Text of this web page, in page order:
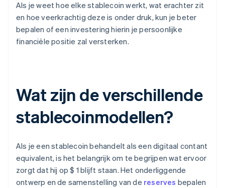
Als je weet hoe elke stablecoin werkt, wat erachter zit
en hoe veerkrachtig deze is onder druk, kun je beter
bepalen of een investering hierin je persoonlijke
financiële positie zal versterken.
Wat zijn de verschillende
stablecoinmodellen?
Als je een stablecoin behandelt als een digitaal contant
equivalent, is het belangrijk om te begrijpen wat ervoor
zorgt dat hij op $ 1 blijft staan. Het onderliggende
ontwerp en de samenstelling van de reserves bepalen